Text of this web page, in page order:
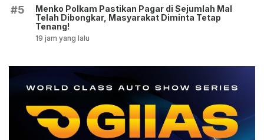
#5
Menko Polkam Pastikan Pagar di Sejumlah Mal
Telah Dibongkar, Masyarakat Diminta Tetap
Tenang!
19 jam yang lalu